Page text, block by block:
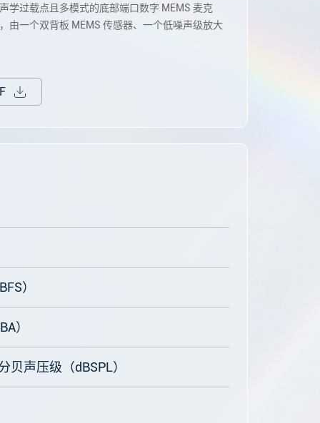
学过载点且多模式的底部端口数字 MEMS 麦克
由一个双背板 MEMS 传感器、一个低噪声级放大
）
）
贝声压级（dBSPL）